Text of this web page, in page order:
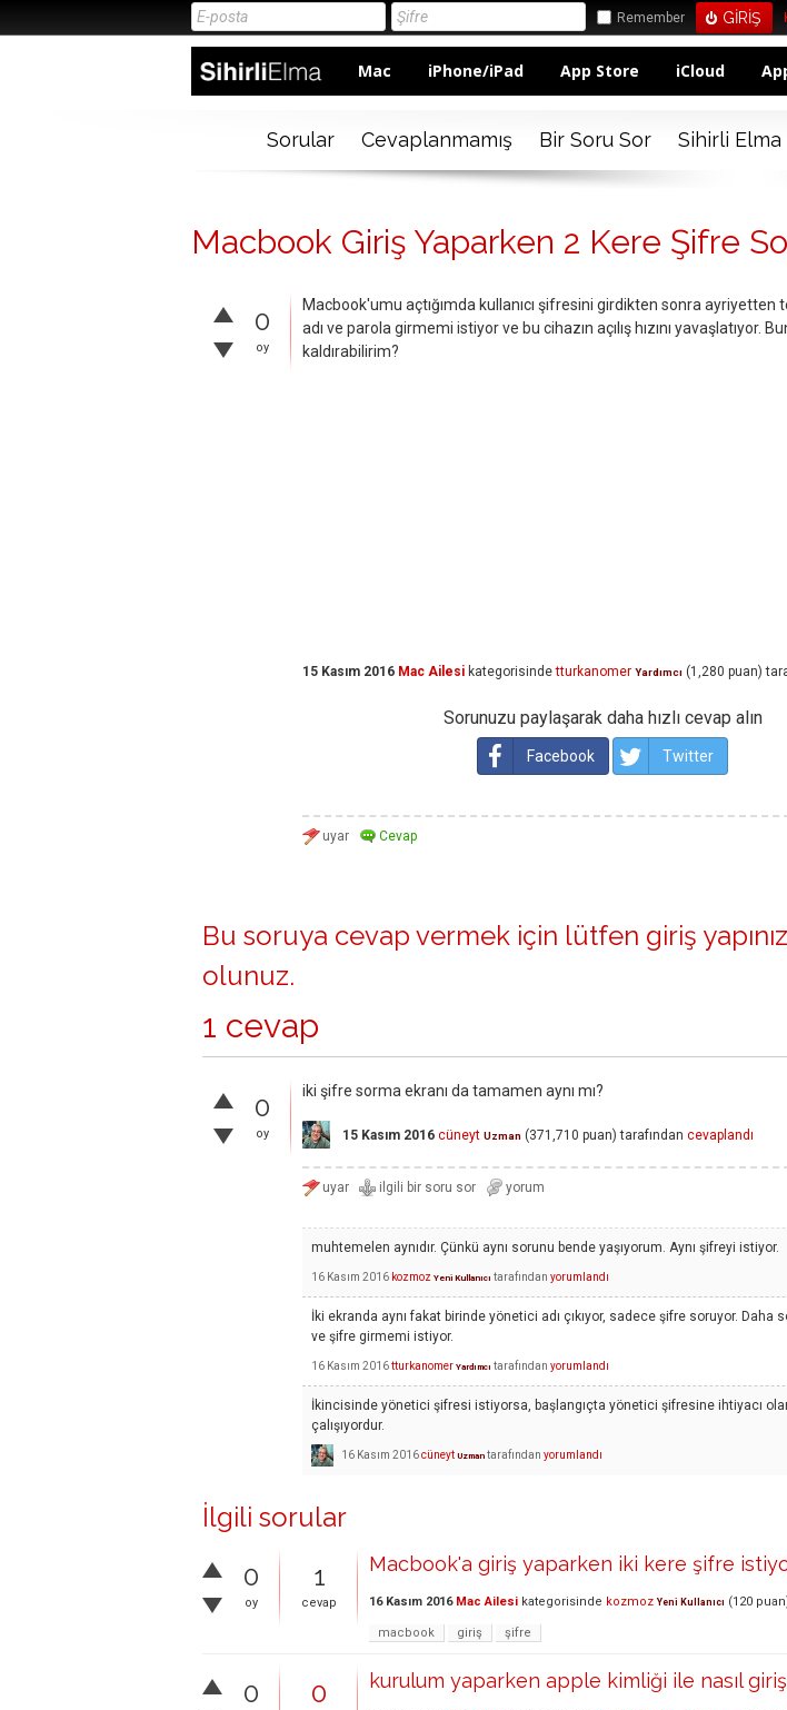
Remember
Mac iPhone/iPad App Store iCloud
Sorular Cevaplanmamış Bir Soru Sor Sihirli Elma
Macbook Giriş Yaparken 2 Kere Şifre
0
oy
Macbook'umu açtığımda kullanıcı şifresini girdikten sonra ayriyetten
adı ve parola girmemi istiyor ve bu cihazın açılış hızını yavaşlatıyor.
kaldırabilirim?
15 Kasım 2016 Mac Ailesi kategorisinde tturkanomer Yardımcı (1,280 puan)
Sorunuzu paylaşarak daha hızlı cevap alın
Facebook Twitter
Bu soruya cevap vermek için lütfen giriş yapınız
olunuz.
1 cevap
0
oy
iki şifre sorma ekranı da tamamen aynı mı?
15 Kasım 2016 cüneyt Uzman (371,710 puan) tarafından cevaplandı
muhtemelen aynıdır. Çünkü aynı sorunu bende yaşıyorum. Aynı şifreyi istiyor.
16 Kasım 2016 kozmoz Yeni Kullanıcı tarafından yorumlandı
İki ekranda aynı fakat birinde yönetici adı çıkıyor, sadece şifre soruyor. Daha
ve şifre girmemi istiyor.
16 Kasım 2016tturkanomer Yardımcı tarafından yorumlandı
İkincisinde yönetici şifresi istiyorsa, başlangıçta yönetici şifresine ihtiyacı
çalışıyordur.
16 Kasım 2016cüneyt Uzman tarafından yorumlandı
İlgili sorular
0
oy
1
cevap
Macbook'a giriş yaparken iki kere şifre
16 Kasım 2016 Mac Ailesi kategorisinde kozmoz Yeni Kullanıcı (120
macbook giriş şifre
0 0 kurulum yaparken apple kimliği ile nasıl